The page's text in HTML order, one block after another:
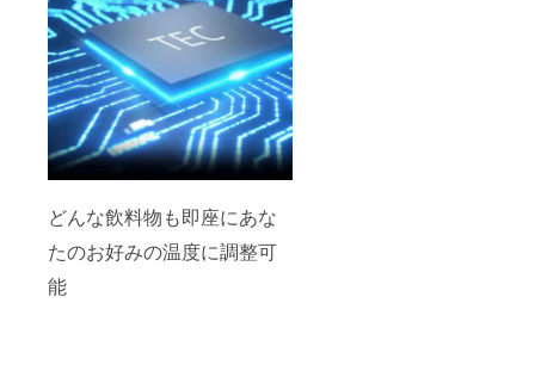
どんな飲料物も即座にあな
たのお好みの温度に調整可
能